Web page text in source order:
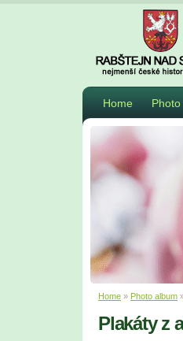
Home
Home » Photo album
Plakáty z